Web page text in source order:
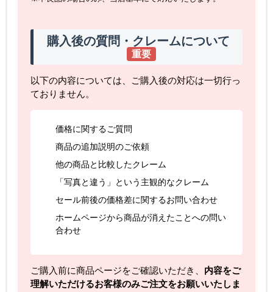
購入後の質問・クレームについて
重要
以下の内容については、ご購入後の対応は一切行っ
ておりません。
価格に関するご質問
商品の追加説明のご依頼
他の商品と比較したクレーム
「写真と違う」という主観的なクレーム
セール前後の価格差に関するお問い合わせ
ホームページから商品が消えたことへの問い
合わせ
ご購入前に商品ページをご確認いただき、 内容をご
理解いただけるお客様のみご注文をお願いいたしま